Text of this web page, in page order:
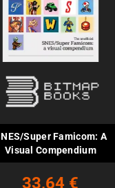
Super Famicom: A
Visual Compendium
33,64 €